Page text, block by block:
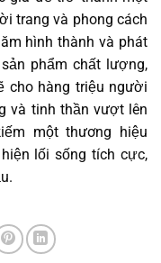
trang và phong cách
hình thành và phát
phẩm chất lượng,
cho hàng triệu người
và tinh thần vượt lên
một thương hiệu
lối sống tích cực,